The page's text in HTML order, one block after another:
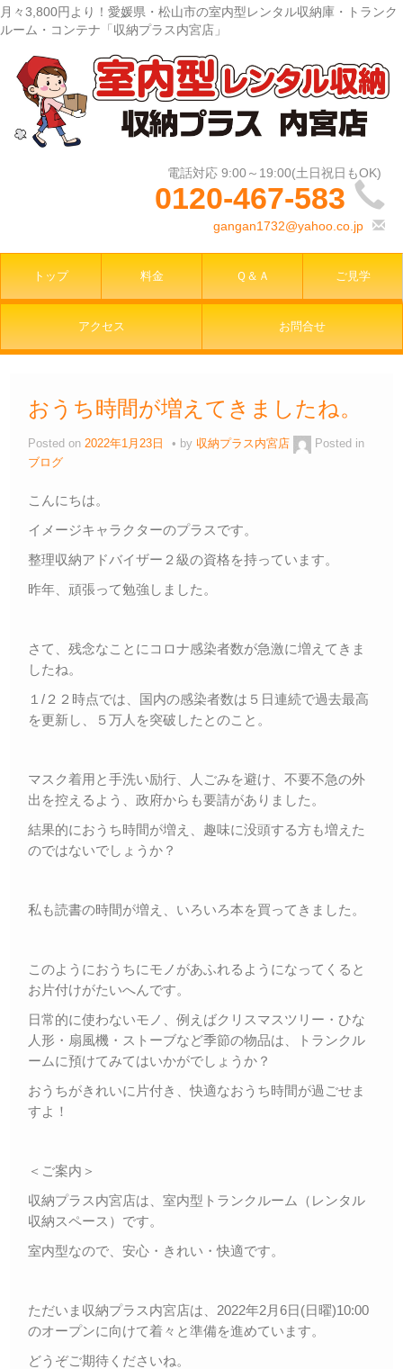
月々3,800円より！愛媛県・松山市の室内型レンタル収納庫・トランク
ルーム・コンテナ「収納プラス内宮店」
0120-467-583
gangan1732@yahoo.co.jp
トップ 料金 Ｑ＆Ａ ご見学
アクセス お問合せ
おうち時間が増えてきましたね。
Posted on 2022年1月23日 by 収納プラス内宮店
Posted in
ブログ
こんにちは。
イメージキャラクターのプラスです。
整理収納アドバイザー２級の資格を持っています。
昨年、頑張って勉強しました。
さて、残念なことにコロナ感染者数が急激に増えてきま
したね。
１/２２時点では、国内の感染者数は５日連続で過去最高
を更新し、５万人を突破したとのこと。
マスク着用と手洗い励行、人ごみを避け、不要不急の外
出を控えるよう、政府からも要請がありました。
結果的におうち時間が増え、趣味に没頭する方も増えた
のではないでしょうか？
私も読書の時間が増え、いろいろ本を買ってきました。
このようにおうちにモノがあふれるようになってくると
お片付けがたいへんです。
日常的に使わないモノ、例えばクリスマスツリー・ひな
人形・扇風機・ストーブなど季節の物品は、トランクル
ームに預けてみてはいかがでしょうか？
おうちがきれいに片付き、快適なおうち時間が過ごせま
すよ！
＜ご案内＞
収納プラス内宮店は、室内型トランクルーム（レンタル
収納スペース）です。
室内型なので、安心・きれい・快適です。
ただいま収納プラス内宮店は、2022年2月6日(日曜)10:00
のオープンに向けて着々と準備を進めています。
どうぞご期待くださいね。